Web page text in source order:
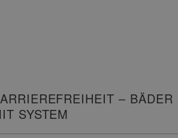
– BÄDER
SYSTEM